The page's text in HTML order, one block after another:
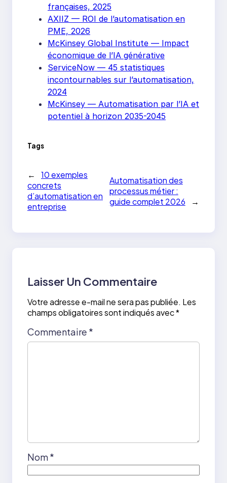
françaises, 2025
AXIIZ — ROI de l’automatisation en
PME, 2026
McKinsey Global Institute — Impact
économique de l’IA générative
ServiceNow — 45 statistiques
incontournables sur l’automatisation,
2024
McKinsey — Automatisation par l’IA et
potentiel à horizon 2035-2045
Tags
←
10 exemples
concrets
d’automatisation en
entreprise
Automatisation des
processus métier :
guide complet 2026
→
Laisser Un Commentaire
Votre adresse e-mail ne sera pas publiée. Les
champs obligatoires sont indiqués avec*
Commentaire *
Nom*